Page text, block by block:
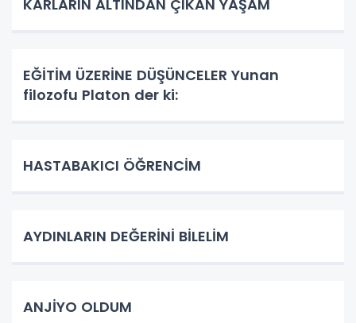
KARLARIN ALTINDAN ÇIKAN YAŞAM
EĞİTİM ÜZERİNE DÜŞÜNCELER Yunan
filozofu Platon der ki:
HASTABAKICI ÖĞRENCİM
AYDINLARIN DEĞERİNİ BİLELİM
ANJİYO OLDUM